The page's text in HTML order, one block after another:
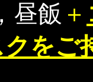
昼飯 ＋
をご